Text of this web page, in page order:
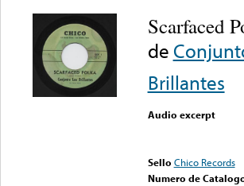
Scarfaced
de
Brillantes
Audio excerpt
Sello Chico Records
Numero de